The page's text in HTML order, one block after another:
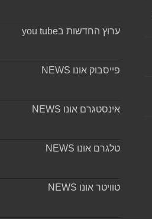
ערוץ החדשות בyou tube
פייסבוק אונו NEWS
אינסטגרם אונו NEWS
טלגרם אונו NEWS
טוויטר אונו NEWS